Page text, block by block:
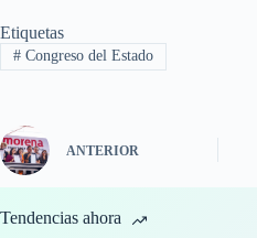
Etiquetas
#Congreso del Estado
ANTERIOR
Tendencias ahora